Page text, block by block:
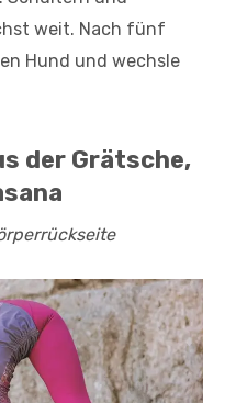
weit. Nach fünf
Hund und wechsle
der Grätsche,